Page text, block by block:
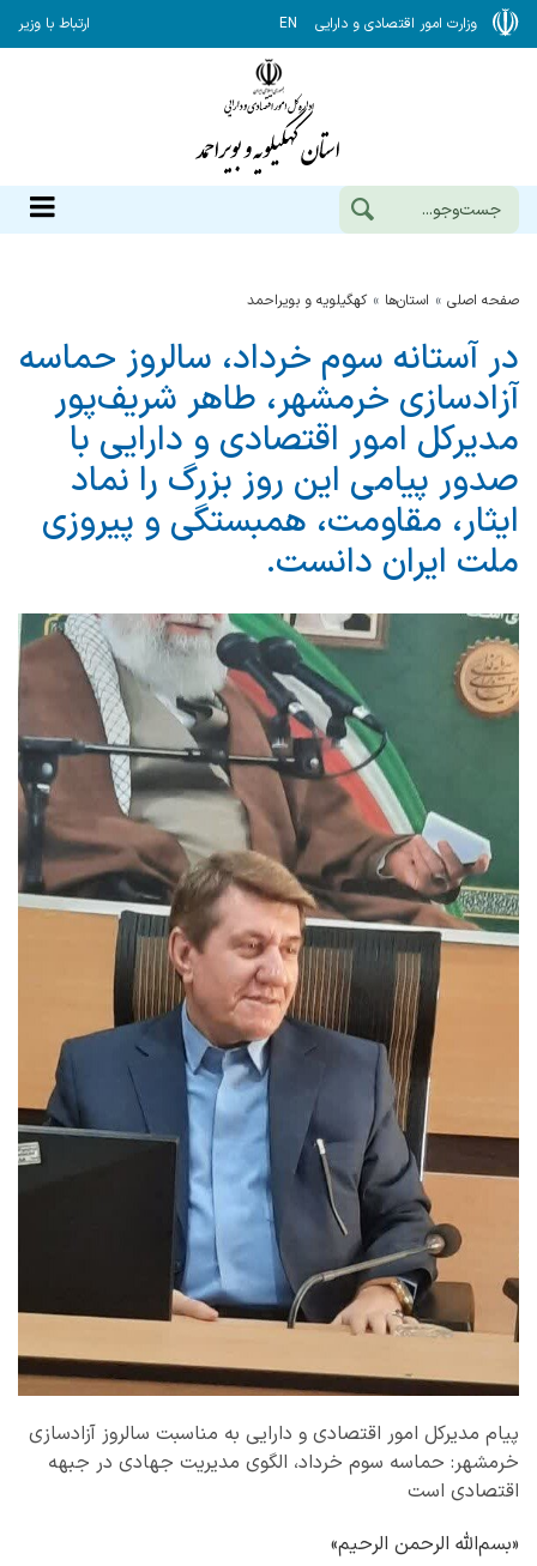
وزارت امور اقتصادی و دارایی EN ارتباط با وزیر
صفحه اصلی استان‌ها كهگيلويه و بويراحمد
در آستانه سوم خرداد، سالروز حماسه
آزادسازی خرمشهر، طاهر شریف‌پور
مدیرکل امور اقتصادی و دارایی با
صدور پیامی این روز بزرگ را نماد
ایثار، مقاومت، همبستگی و پیروزی
ملت ایران دانست.
پیام مدیرکل امور اقتصادی و دارایی به مناسبت سالروز آزادسازی
خرمشهر: حماسه سوم خرداد، الگوی مدیریت جهادی در جبهه
اقتصادی است
«بسم‌الله الرحمن الرحیم»